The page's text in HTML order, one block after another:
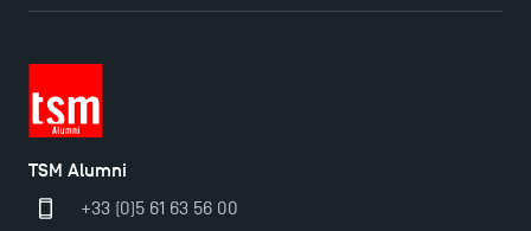
TSM Alumni
+33 (0)5 61 63 56 00